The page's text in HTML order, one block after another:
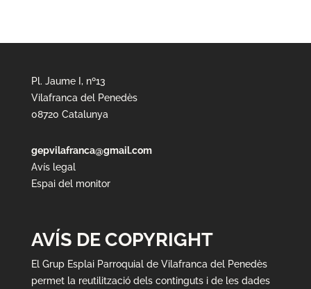
Pl. Jaume I, nº13
Vilafranca del Penedès
08720 Catalunya
gepvilafranca@gmail.com
Avís legal
Espai del monitor
AVÍS DE COPYRIGHT
El Grup Esplai Parroquial de Vilafranca del Penedès
permet la reutilització dels continguts i de les dades